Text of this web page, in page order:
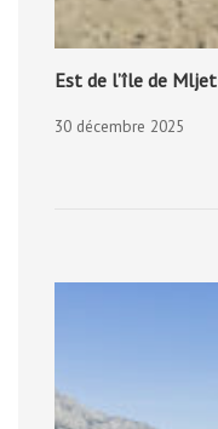
Est de l’île de Mljet
30 décembre 2025